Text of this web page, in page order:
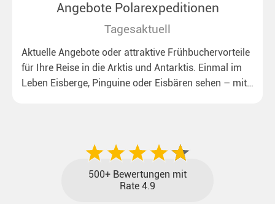
Angebote Polarexpeditionen
Tagesaktuell
Aktuelle Angebote oder attraktive Frühbuchervorteile
für Ihre Reise in die Arktis und Antarktis. Einmal im
Leben Eisberge, Pinguine oder Eisbären sehen – mit
500+ Bewertungen mit
Rate 4.9